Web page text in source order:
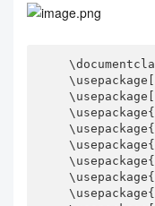
    \documentclass[10pt,a4paper]{article}
    \usepackage[utf8]{inputenc}
    \usepackage[T1]{fontenc}
    \usepackage{amsmath}
    \usepackage{amsfonts}
    \usepackage{amssymb}
    \usepackage{graphicx}
    \usepackage{extarrows}
    \usepackage{turnstile}